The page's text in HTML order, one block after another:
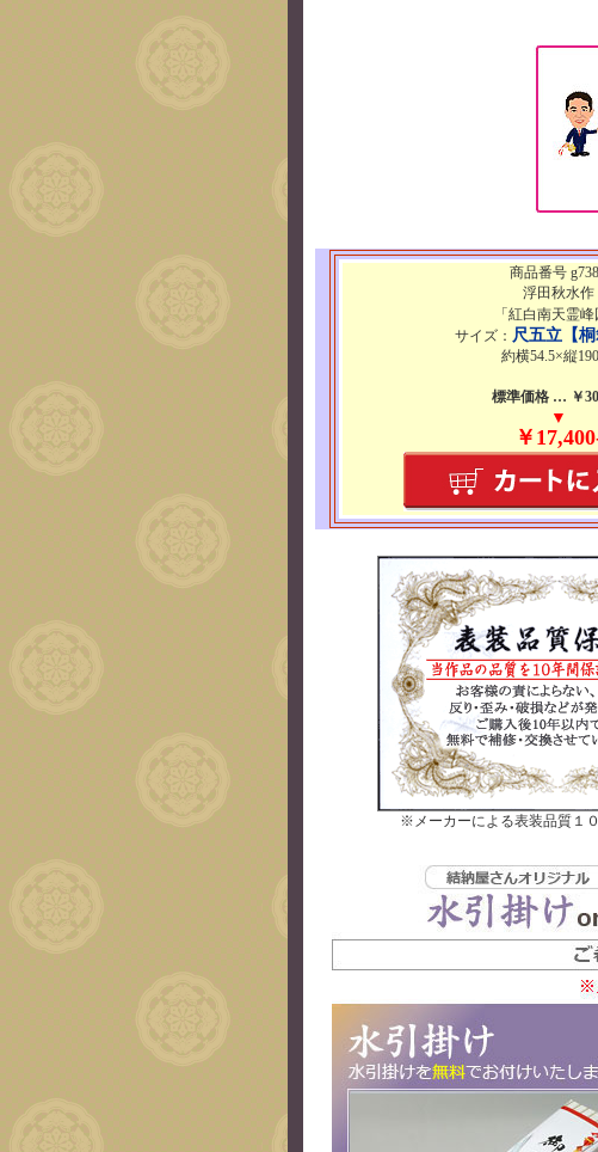
商品番号
浮田秋水作
「紅白南天霊峰
サイズ： 尺五立【桐
約横54.5×縦
標準価格 … ￥
▼
￥
※メーカーによる表装品質１